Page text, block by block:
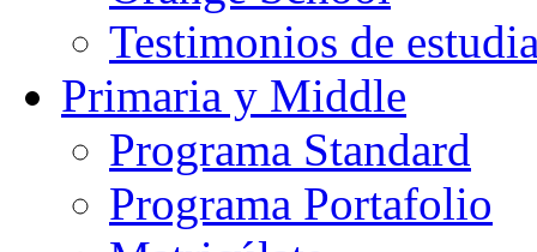
Testimonios de
Primaria y Middle
Programa Standard
Programa Portafolio